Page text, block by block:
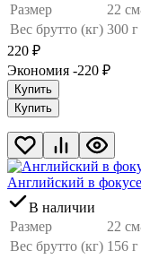
Размер
22
Вес брутто (кг) 300 г
220 ₽
Экономия -220 ₽
Купить
Купить
Английский в
В наличии
Размер
22
Вес брутто (кг) 156 г